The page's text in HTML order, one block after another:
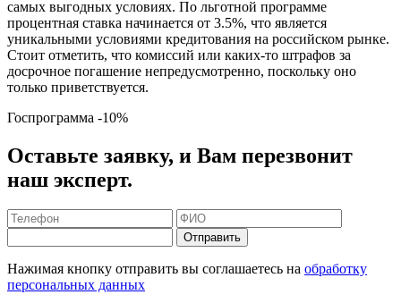
самых выгодных условиях. По льготной программе
процентная ставка начинается от 3.5%, что является
уникальными условиями кредитования на российском рынке.
Стоит отметить, что комиссий или каких-то штрафов за
досрочное погашение непредусмотренно, поскольку оно
только приветствуется.
Госпрограмма -10%
Оставьте заявку, и Вам перезвонит
наш эксперт.
Отправить
Нажимая кнопку отправить вы соглашаетесь на обработку
персональных данных